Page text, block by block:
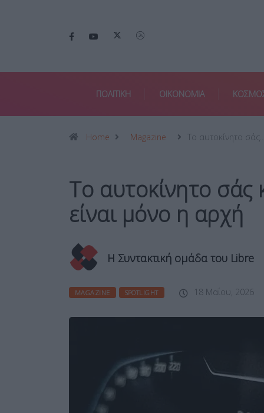
ΠΟΛΙΤΙΚΗ ΟΙΚΟΝΟΜΙΑ
Home Magazine Το αυτοκίνητο
Το αυτοκίνητο σάς
είναι μόνο η αρχή
Η Συντακτική ομάδα του Libre
MAGAZINE SPOTLIGHT 18 Μαΐου, 2026